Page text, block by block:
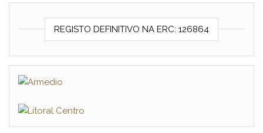
REGISTO DEFINITIVO NA ERC: 126864